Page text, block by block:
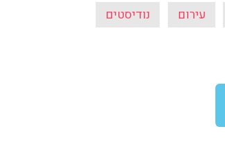
עירום נודיסטים